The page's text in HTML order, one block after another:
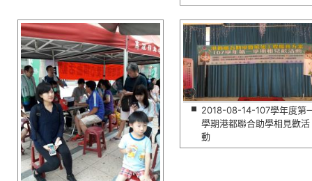
2018-08-14-107學年度第
學期港都聯合助學相見歡活
動